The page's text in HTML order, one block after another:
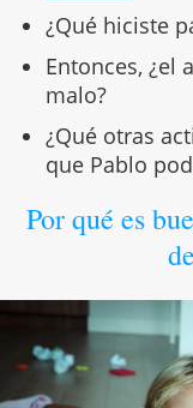
¿Qué hiciste
Entonces, ¿el
malo?
¿Qué otras
que Pablo
Por qué es